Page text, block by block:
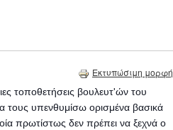
Εκτυπώσιμη μορφή
τοποθετήσεις βουλευτ'ών του
τους υπενθυμίσω ορισμένα βασικά
πρωτίστως δεν πρέπει να ξεχνά ο